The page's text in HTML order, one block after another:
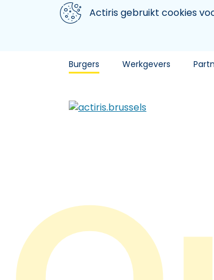
Aller au contenu principal
We gebruiken cookiesActiris gebruikt cookies
Burgers Werkgevers